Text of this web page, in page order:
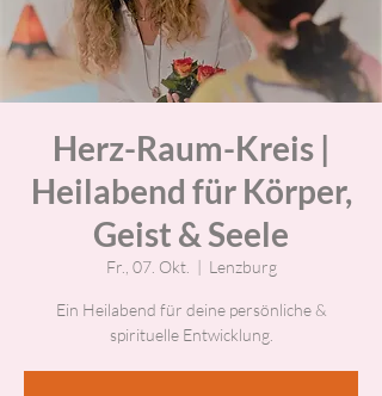
Herz-Raum-Kreis |
Heilabend für Körper,
Geist & Seele
Fr., 07. Okt.
  |
Lenzburg
Ein Heilabend für deine persönliche &
spirituelle Entwicklung.